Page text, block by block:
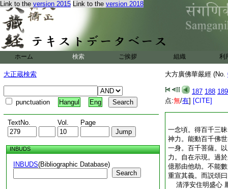
Link to the version 2015 Link to the version 2018
ホーム 検索 ご挨拶 組織 利
大正蔵検索
punctuation Hangul Eng
TextNo. Vol. Page
INBUDS
INBUDS(Bibliographic Database)
Search
大方廣佛華嚴經 (No.
187 188 189
点:無/有] [CITE]
一念頃。得百千三
神力。能動百千佛
一身。百千菩薩。
力。自在示現。過
億那由他劫。不能
重宣其義。而説頌曰
清淨安住明盛心